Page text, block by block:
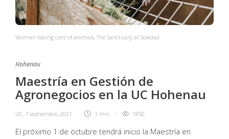
Woman taking care of animals, The Sanctuary at Soledad
Hohenau
Maestría en Gestión de
Agronegocios en la UC Hohenau
UC, 7 septiembre, 2021 1 min 1850
El próximo 1 de octubre tendrá inicio la Maestría en